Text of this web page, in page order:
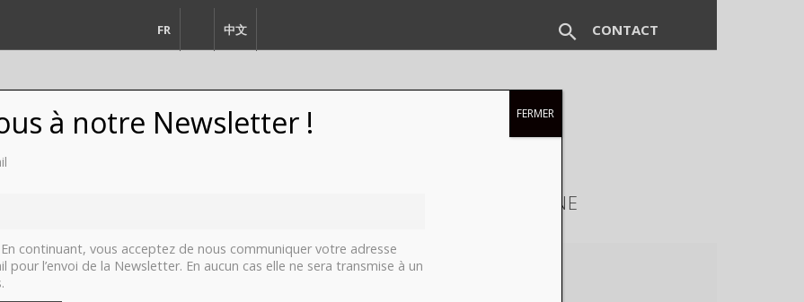
FR 中文 CONTACT
MAGAZINE
à notre Newsletter !
En continuant, vous acceptez de nous communiquer votre adresse
pour l’envoi de la Newsletter. En aucun cas elle ne sera transmise à un
FERMER